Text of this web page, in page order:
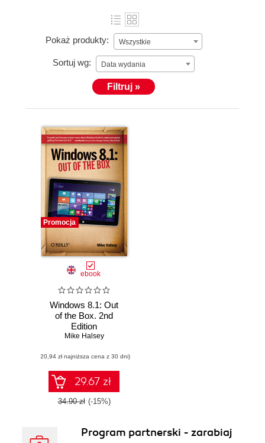
Pokaż produkty: Wszystkie
Sortuj wg: Data wydania
Filtruj »
Promocja
ebook
Windows 8.1: Out
of the Box. 2nd
Edition
Mike Halsey
(20,94 zł najniższa cena z 30 dni)
29.67 zł
34.90 zł (-15%)
Program partnerski - zarabiaj